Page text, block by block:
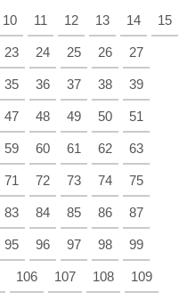
10 11 12 13 14 15
23 24 25 26 27
35 36 37 38 39
47 48 49 50 51
59 60 61 62 63
71 72 73 74 75
83 84 85 86 87
95 96 97 98 99
106 107 108 109